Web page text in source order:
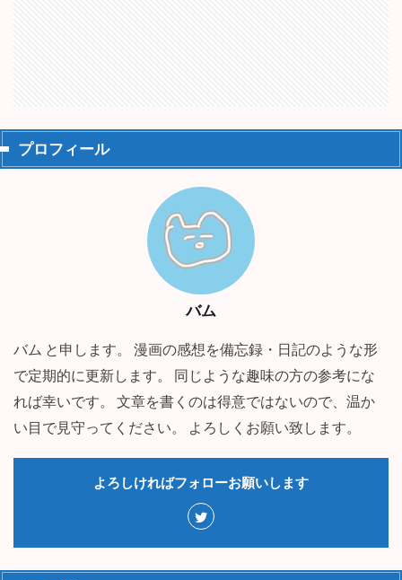
プロフィール
バム
バム と申します。 漫画の感想を備忘録・日記のような形
で定期的に更新します。 同じような趣味の方の参考にな
れば幸いです。 文章を書くのは得意ではないので、温か
い目で見守ってください。 よろしくお願い致します。
よろしければフォローお願いします